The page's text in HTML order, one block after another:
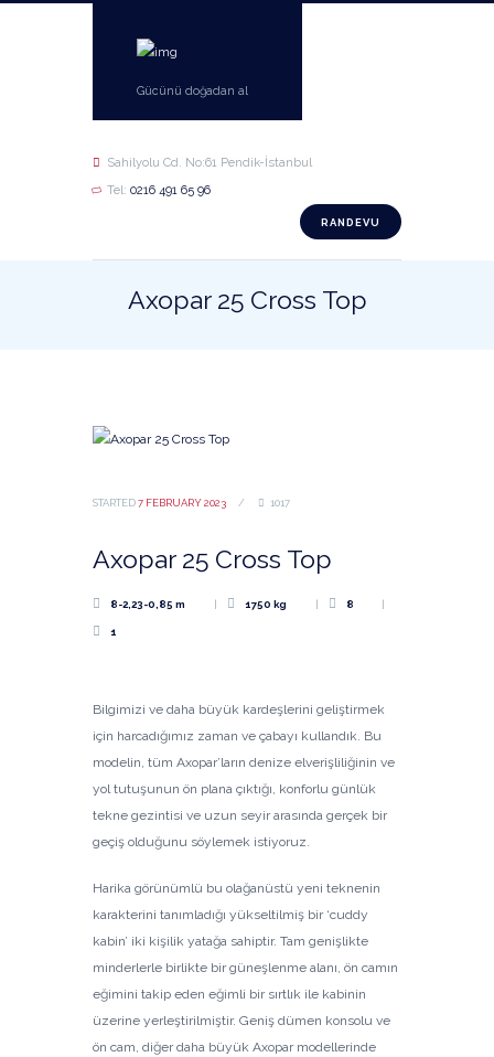
Gücünü doğadan al
Sahilyolu Cd. No:61 Pendik-İstanbul
Tel: 0216 491 65 96
RANDEVU
Axopar 25 Cross Top
STARTED7 FEBRUARY 2023 1017
Axopar 25 Cross Top
8-2,23-0,85 m 1750 kg 8
1
Bilgimizi ve daha büyük kardeşlerini geliştirmek
için harcadığımız zaman ve çabayı kullandık. Bu
modelin, tüm Axopar’ların denize elverişliliğinin ve
yol tutuşunun ön plana çıktığı, konforlu günlük
tekne gezintisi ve uzun seyir arasında gerçek bir
geçiş olduğunu söylemek istiyoruz.
Harika görünümlü bu olağanüstü yeni teknenin
karakterini tanımladığı yükseltilmiş bir ‘cuddy
kabin’ iki kişilik yatağa sahiptir. Tam genişlikte
minderlerle birlikte bir güneşlenme alanı, ön camın
eğimini takip eden eğimli bir sırtlık ile kabinin
üzerine yerleştirilmiştir. Geniş dümen konsolu ve
ön cam, diğer daha büyük Axopar modellerinde